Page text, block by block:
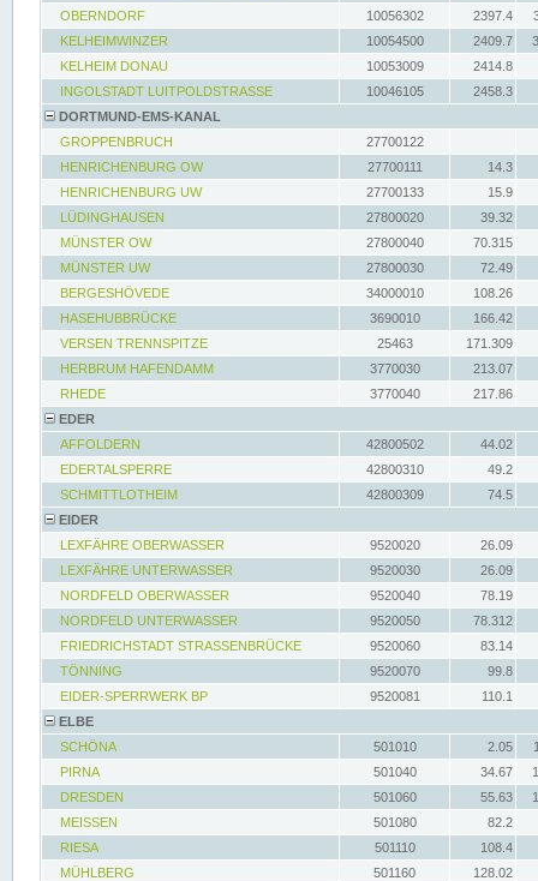
OBERNDORF
10056302 2397.4
KELHEIMWINZER
10054500 2409.7
KELHEIM DONAU
10053009
2414.8
INGOLSTADT LUITPOLDSTRASSE
10046105
2458.3
DORTMUND-EMS-KANAL
GROPPENBRUCH
27700122
HENRICHENBURG OW
27700111
14.3
HENRICHENBURG UW
27700133
15.9
LÜDINGHAUSEN
27800020
39.32
MÜNSTER OW
27800040
70.315
MÜNSTER UW
27800030
72.49
BERGESHÖVEDE
34000010
108.26
HASEHUBBRÜCKE
3690010
166.42
VERSEN TRENNSPITZE
25463
171.309
HERBRUM HAFENDAMM
3770030
213.07
RHEDE
3770040
217.86
EDER
AFFOLDERN
42800502
44.02
EDERTALSPERRE
42800310
49.2
SCHMITTLOTHEIM
42800309
74.5
EIDER
LEXFÄHRE OBERWASSER
9520020
26.09
LEXFÄHRE UNTERWASSER
9520030
26.09
NORDFELD OBERWASSER
9520040
78.19
NORDFELD UNTERWASSER
9520050
78.312
FRIEDRICHSTADT STRASSENBRÜCKE
9520060
83.14
TÖNNING
9520070
99.8
EIDER-SPERRWERK BP
9520081
110.1
ELBE
SCHÖNA
501010 2.05
PIRNA
501040 34.67
DRESDEN
501060 55.63
MEISSEN
501080
82.2
RIESA
501110
108.4
MÜHLBERG
501160
128.02